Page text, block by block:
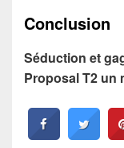
Conclusion
Séduction et
Proposal T2 un